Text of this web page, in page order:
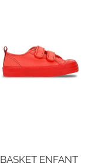
BASKET ENFANT